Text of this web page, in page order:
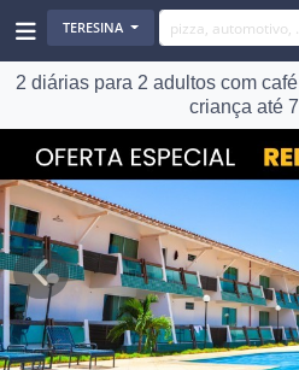
TERESINA
2 diárias para 2 adultos com
criança até
Previous